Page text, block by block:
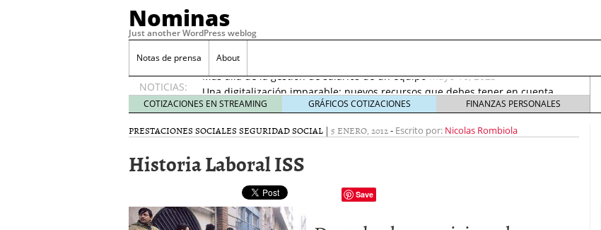
Nominas
Just another WordPress weblog
Notas de prensa About
NOTICIAS:
Desempleo Colombia septiembre 2017
Una digitalización imparable: nuevos recursos que debes tener en cuenta
en el sector financiero
septiembre 2, 2021
¿Cómo afectó el Coronavirus al desarrollo de las nuevas tecnologías? mayo
22, 2021
Desempleo Colombia septiembre 2017
COTIZACIONES EN STREAMING GRÁFICOS COTIZACIONES FINANZAS PERSONALES
PRESTACIONES SOCIALES SEGURIDAD SOCIAL | 5 ENERO, 2012- Escrito por: Nicolas Rombiola
Historia Laboral ISS
Save